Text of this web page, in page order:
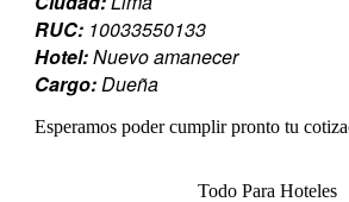
RUC: 10033550133
Hotel:Nuevo amanecer
Cargo:Dueña
Esperamos poder cumplir pronto tu
Todo Para Hoteles